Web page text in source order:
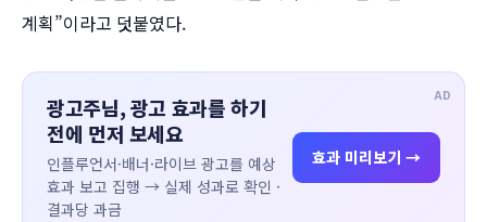
계획”이라고 덧붙였다.
AD
광고주님, 광고 효과를 하기
전에 먼저 보세요
인플루언서·배너·라이브 광고를 예상
효과 보고 집행 → 실제 성과로 확인 ·
결과당 과금
효과 미리보기 →